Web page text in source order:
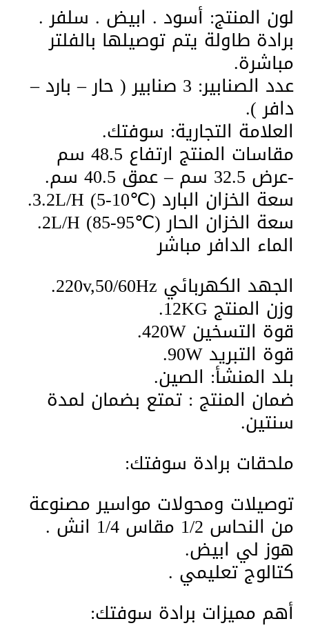
لون المنتج: أسود . ابيض . سلفر .
برادة طاولة يتم توصيلها بالفلتر
مباشرة.
عدد الصنابير: 3 صنابير ( حار – بارد –
دافر ).
العلامة التجارية: سوفتك.
مقاسات المنتج ارتفاع 48.5 سم
-عرض 32.5 سم – عمق 40.5 سم.
سعة الخزان البارد 3.2L/H (5-10℃).
سعة الخزان الحار 2L/H (85-95℃).
الماء الدافر مباشر
الجهد الكهربائي 220v,50/60Hz.
وزن المنتج 12KG.
قوة التسخين 420W.
قوة التبريد 90W.
بلد المنشأ: الصين.
ضمان المنتج : تمتع بضمان لمدة
سنتين.
ملحقات برادة سوفتك:
توصيلات ومحولات مواسير مصنوعة
من النحاس 1/2 مقاس 1/4 انش .
هوز لي ابيض.
كتالوج تعليمي .
أهم مميزات برادة سوفتك: